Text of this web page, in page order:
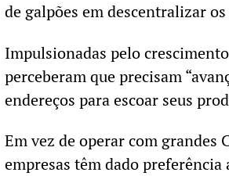
de galpões em descentralizar
Impulsionadas pelo
perceberam que precisam
endereços para escoar seus
Em vez de operar com grandes
empresas têm dado